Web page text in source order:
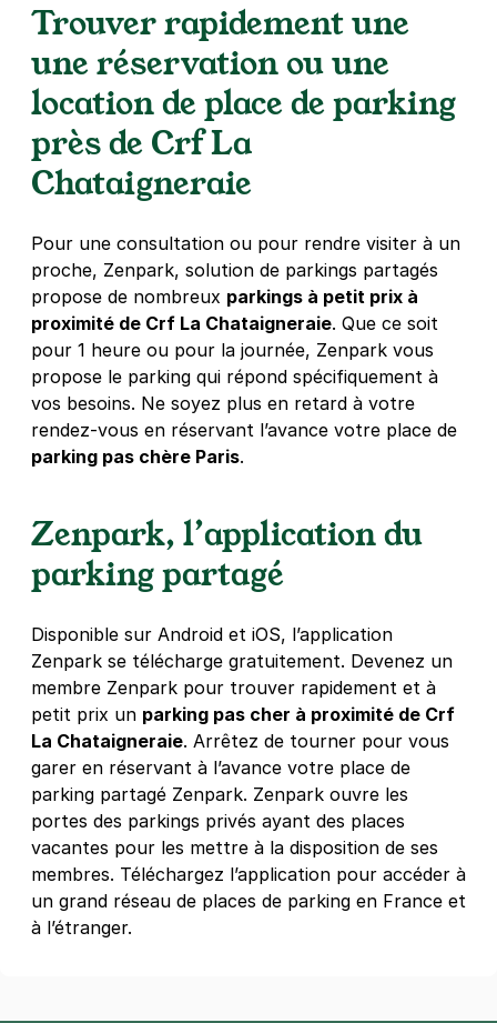
75015Paris
4,6(7 avis)
47 €/jour,149 €/semaine(tarifs dégressifs)
Réserver
+ Abonnements disponibles
Charles
209 rue Saint Charles
75015Paris
4,5 (4 avis)
3,50 € /heure,32 €/jour,95 €/semaine(tarifs dégressifs)
Réserver
+ Abonnements disponibles
59 rue Emeriau
75015Paris
4,4(421 avis)
+ Abonnements disponibles
Paris - Grenelle - Javel-André
Citroën
70 rue Saint Charles
Paris
(196 avis)
3,50 €/heure,32 €/jour, 88 €/semaine (tarifs dégressifs)
Réserver
Trouver rapidement une
une réservation ou une
location de place de parking
près de Crf La
Chataigneraie
Pour une consultation ou pour rendre visiter à un
proche, Zenpark, solution de parkings partagés
propose de nombreux parkings à petit prix à
proximité de Crf La Chataigneraie. Que ce soit
pour 1 heure ou pour la journée, Zenpark vous
propose le parking qui répond spécifiquement à
vos besoins. Ne soyez plus en retard à votre
rendez-vous en réservant l’avance votre place de
parking pas chère Paris.
Zenpark, l’application du
parking partagé
Disponible sur Android et iOS, l’application
Zenpark se télécharge gratuitement. Devenez un
membre Zenpark pour trouver rapidement et à
petit prix un parking pas cher à proximité de Crf
La Chataigneraie. Arrêtez de tourner pour vous
garer en réservant à l’avance votre place de
parking partagé Zenpark. Zenpark ouvre les
portes des parkings privés ayant des places
vacantes pour les mettre à la disposition de ses
membres. Téléchargez l’application pour accéder à
un grand réseau de places de parking en France et
à l’étranger.